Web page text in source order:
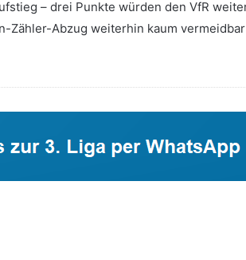
– drei Punkte würden den VfR
Zähler-Abzug weiterhin kaum